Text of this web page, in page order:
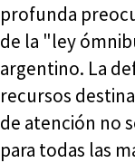
profunda
de la "ley
argentino. La
recursos
de atención no
para todas las